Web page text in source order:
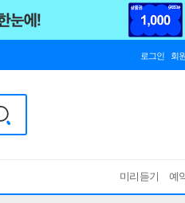
로그인 회
미리듣기 예